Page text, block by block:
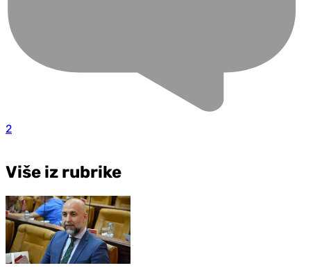
2
Više iz rubrike